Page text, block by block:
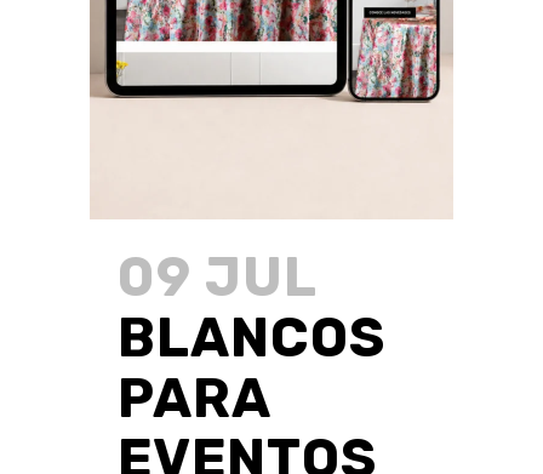
09 JUL
BLANCOS
PARA
EVENTOS